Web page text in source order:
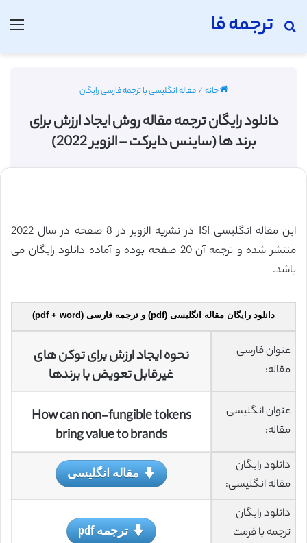
ترجمه فا
جستجو برای
خانه/مقاله انگلیسی با ترجمه فارسی رایگان
دانلود رایگان ترجمه مقاله روش ایجاد ارزش برای
برند ها (ساینس دایرکت – الزویر 2022)
این مقاله انگلیسی ISI در نشریه الزویر در 8 صفحه در سال 2022
منتشر شده و ترجمه آن 20 صفحه بوده و آماده دانلود رایگان می
باشد.
دانلود رایگان مقاله انگلیسی (pdf) و ترجمه فارسی (pdf + word)
عنوان فارسی
مقاله:
نحوه ایجاد ارزش برای توکن ‌های
غیرقابل تعویض با برندها
عنوان انگلیسی
مقاله:
How can non-fungible tokens
bring value to brands
دانلود رایگان
مقاله انگلیسی:
مقاله انگلیسی
دانلود رایگان
ترجمه با فرمت
ترجمه pdf